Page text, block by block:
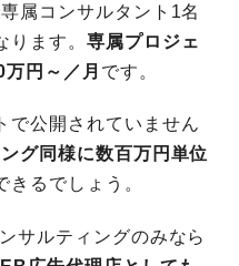
属コンサルタント1名
ます。 専属プロジェ
円～／月 です。
で公開されていません
グ同様に数百万円単位
きるでしょう。
サルティングのみなら